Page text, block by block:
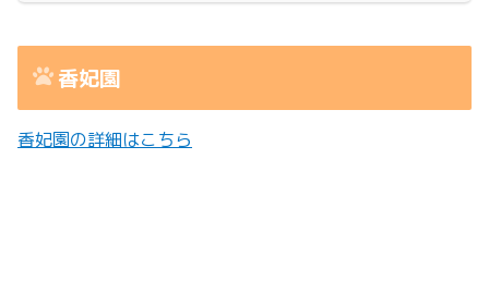
香妃園
香妃園の詳細はこちら